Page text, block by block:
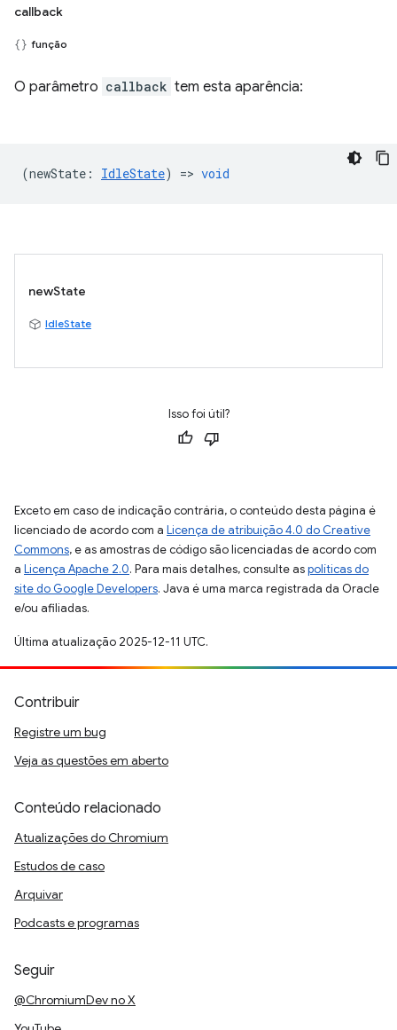
callback
função
O parâmetro callback tem esta aparência:
(newState : IdleState) => void
newState
IdleState
Isso foi útil?
Exceto em caso de indicação contrária, o conteúdo desta página é
licenciado de acordo com a Licença de atribuição 4.0 do Creative
Commons, e as amostras de código são licenciadas de acordo com
a Licença Apache 2.0. Para mais detalhes, consulte aspolíticas do
site do Google Developers. Java é uma marca registrada da Oracle
e/ou afiliadas.
Última atualização 2025-12-11 UTC.
Contribuir
Registre um bug
Veja as questões em aberto
Conteúdo relacionado
Atualizações do Chromium
Estudos de caso
Arquivar
Podcasts e programas
Seguir
@ChromiumDev no X